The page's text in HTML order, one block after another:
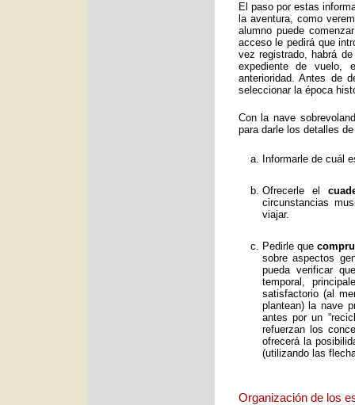
El paso por estas
la aventura, como
alumno puede
acceso le pedirá que
vez registrado, habrá
expediente de vuelo,
anterioridad. Antes de
seleccionar la época
Con la nave
para darle los detalles
Informarle de cuál
Ofrecerle el
circunstancias
viajar.
Pedirle que
sobre aspectos
pueda verificar
temporal,
satisfactorio (al
plantean) la nave
antes por un
refuerzan los
ofrecerá la
(utilizando las
Organización de los